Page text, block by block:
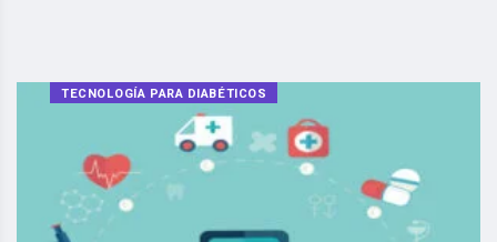
TECNOLOGÍA PARA DIABÉTICOS